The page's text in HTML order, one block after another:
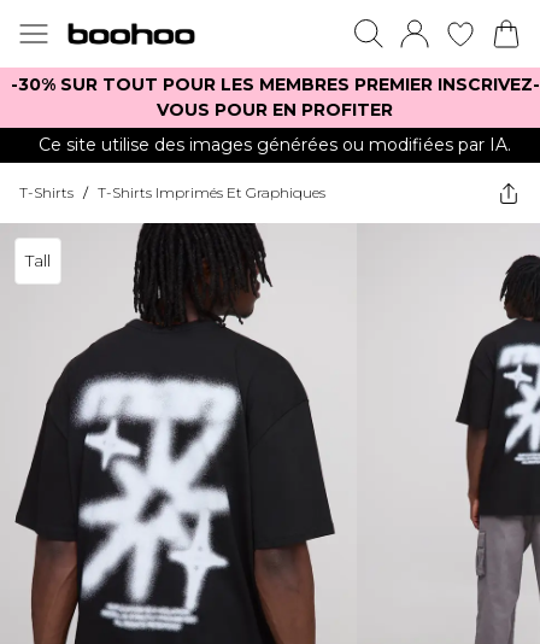
-30% SUR TOUT POUR LES MEMBRES PREMIER INSCRIVEZ-
VOUS POUR EN PROFITER
Ce site utilise des images générées ou modifiées par IA.
T-Shirts / T-Shirts Imprimés Et Graphiques
Tall